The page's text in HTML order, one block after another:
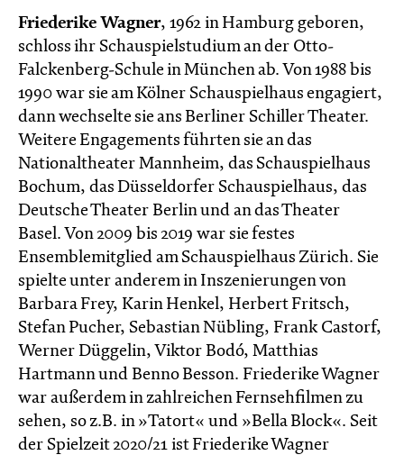
Friederike Wagner, 1962 in Hamburg geboren,
schloss ihr Schauspielstudium an der Otto-
Falckenberg-Schule in München ab. Von 1988 bis
1990 war sie am Kölner Schauspielhaus engagiert,
dann wechselte sie ans Berliner Schiller Theater.
Weitere Engagements führten sie an das
Nationaltheater Mannheim, das Schauspielhaus
Bochum, das Düsseldorfer Schauspielhaus, das
Deutsche Theater Berlin und an das Theater
Basel. Von 2009 bis 2019 war sie festes
Ensemblemitglied am Schauspielhaus Zürich. Sie
spielte unter anderem in Inszenierungen von
Barbara Frey, Karin Henkel, Herbert Fritsch,
Stefan Pucher, Sebastian Nübling, Frank Castorf,
Werner Düggelin, Viktor Bodó, Matthias
Hartmann und Benno Besson. Friederike Wagner
war außerdem in zahlreichen Fernsehfilmen zu
sehen, so z.B. in »Tatort« und »Bella Block«. Seit
der Spielzeit 2020/21 ist Friederike Wagner